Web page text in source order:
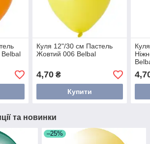
Куля 12"/30 см Пастель
Жовтий 006 Belbal
4,70₴
Купити
та новинки
–25%